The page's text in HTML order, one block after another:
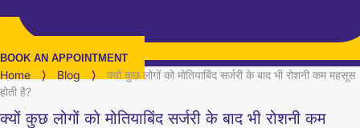
BOOK AN APPOINTMENT
Home ⟩ Blog ⟩
क्यों कुछ लोगों को मोतियाबिंद सर्जरी के बाद भी रोशनी कम महसूस
होती है?
क्यों कुछ लोगों को मोतियाबिंद सर्जरी के बाद भी रोशनी कम